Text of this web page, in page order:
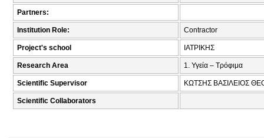
Partners:
Institution Role: Contractor
Project's school ΙΑΤΡΙΚΗΣ
Research Area 1. Υγεία – Τρόφιμα
Scientific Supervisor ΚΩΤΣΗΣ ΒΑΣΙΛΕΙΟΣ
Scientific Collaborators